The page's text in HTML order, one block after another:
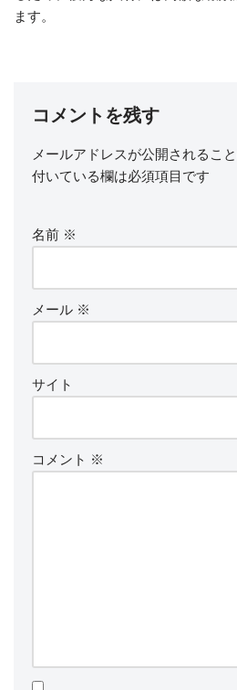
ます。
コメントを残す
メールアドレスが公開されるこ
付いている欄は必須項目です
名前 ※
メール ※
サイト
コメント ※